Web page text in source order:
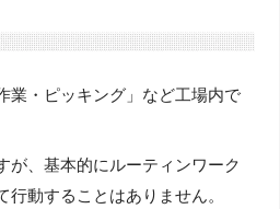
業・ピッキング」など工場内で
が、基本的にルーティンワーク
行動することはありません。